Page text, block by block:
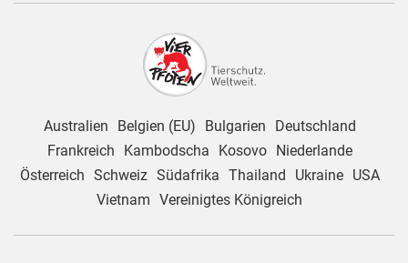
Australien Belgien (EU) Bulgarien
Deutschland
Frankreich
Kambodscha Kosovo
Niederlande
Österreich Schweiz Südafrika Thailand Ukraine
USA
Vietnam Vereinigtes Königreich